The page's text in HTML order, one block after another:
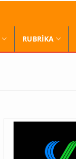
RUBRİKA